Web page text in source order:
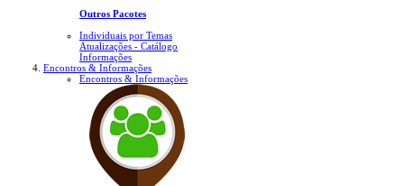
Outros Pacotes
Individuais por Temas
Atualizações - Catálogo
Informações
Encontros & Informações
Encontros & Informações